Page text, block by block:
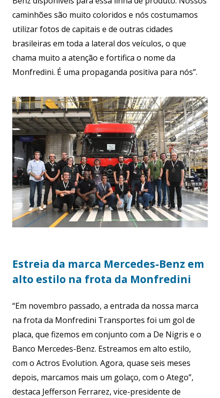
caminhões são muito coloridos e nós costumamos
utilizar fotos de capitais e de outras cidades
brasileiras em toda a lateral dos veículos, o que
chama muito a atenção e fortifica o nome da
Monfredini. É uma propaganda positiva para nós”.
Estreia da marca Mercedes-Benz em
alto estilo na frota da Monfredini
“Em novembro passado, a entrada da nossa marca
na frota da Monfredini Transportes foi um gol de
placa, que fizemos em conjunto com a De Nigris e o
Banco Mercedes-Benz. Estreamos em alto estilo,
com o Actros Evolution. Agora, quase seis meses
depois, marcamos mais um golaço, com o Atego”,
destaca Jefferson Ferrarez, vice-presidente de